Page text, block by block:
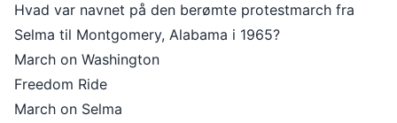
Hvad var navnet på den berømte protestmarch fra
Selma til Montgomery, Alabama i 1965?
March on Washington
Freedom Ride
March on Selma